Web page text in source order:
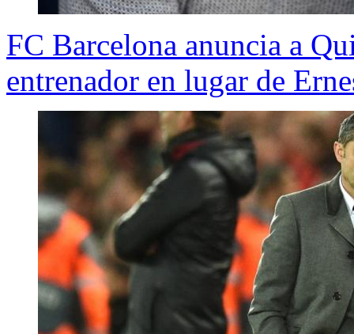
FC Barcelona anuncia a
entrenador en lugar de